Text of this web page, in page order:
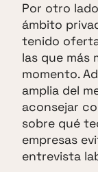
Por otro
ámbito
tenido
las que más
momento.
amplia del
aconsejar
sobre qué
empresas
entrevista